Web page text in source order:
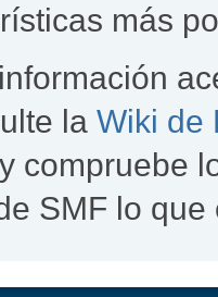
más
laWiki de
y compruebe
SMF lo que